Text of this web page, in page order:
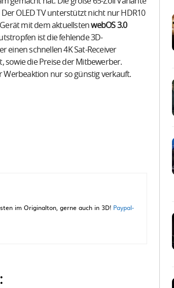
OLED TV unterstützt nicht nur HDR10
mit dem aktuellstenwebOS 3.0
ist die fehlende 3D-
einen schnellen 4K Sat-Receiver
sowie die Preise der Mitbewerber.
Werbeaktion nur so günstig verkauft.
im Originalton, gerne auch in 3D! Paypal-